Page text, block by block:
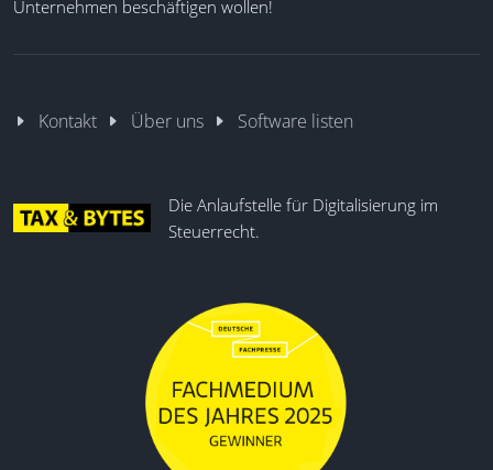
Unternehmen beschäftigen wollen!
Kontakt Über uns Software listen
Die Anlaufstelle für Digitalisierung im
Steuerrecht.